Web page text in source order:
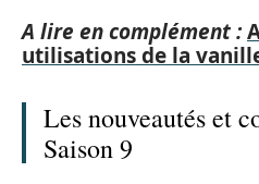
A lire en complément :
utilisations de la
Les nouveautés et
Saison 9